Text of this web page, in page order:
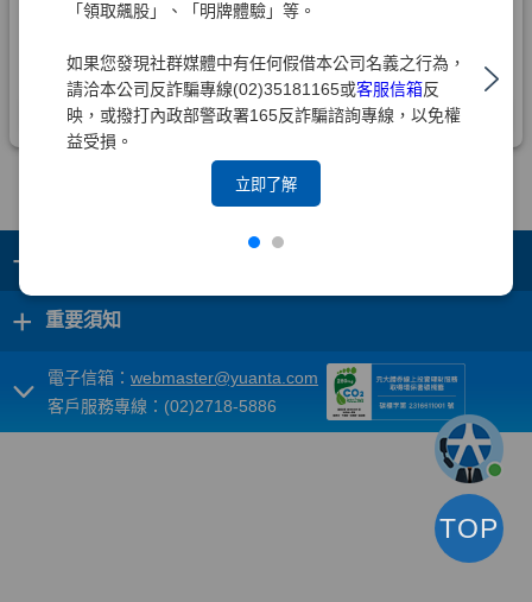
「領取飆股」、「明牌體驗」等。
如果您發現社群媒體中有任何假借本公司名義之行為，
請洽本公司反詐騙專線(02)35181165或客服信箱反
映，或撥打內政部警政署165反詐騙諮詢專線，以免權
益受損。
立即了解
+
+ 重要須知
電子信箱： webmaster@yuanta.com
客戶服務專線：(02)2718-5886
TOP